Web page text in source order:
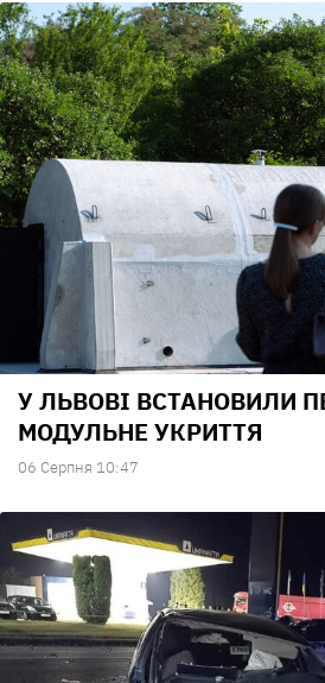
У ЛЬВОВІ ВСТАНОВИЛИ
МОДУЛЬНЕ УКРИТТЯ
06 Серпня 10:47